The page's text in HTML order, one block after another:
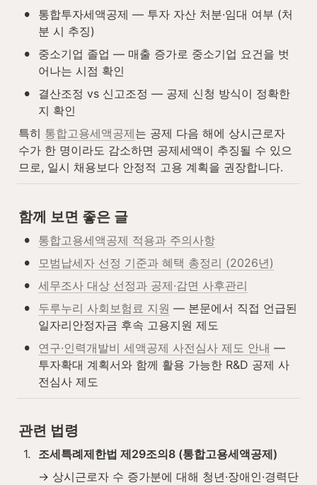
•
통합투자세액공제 — 투자 자산 처분·임대 여부 (처
분 시 추징)
•
중소기업 졸업 — 매출 증가로 중소기업 요건을 벗
어나는 시점 확인
•
결산조정 vs 신고조정 — 공제 신청 방식이 정확한
지 확인
특히 통합고용세액공제는 공제 다음 해에 상시근로자
수가 한 명이라도 감소하면 공제세액이 추징될 수 있으
므로, 일시 채용보다 안정적 고용 계획을 권장합니다.
함께 보면 좋은 글
• 통합고용세액공제 적용과 주의사항
• 모범납세자 선정 기준과 혜택 총정리 (2026년)
• 세무조사 대상 선정과 공제·감면 사후관리
• 두루누리 사회보험료 지원 — 본문에서 직접 언급된
일자리안정자금 후속 고용지원 제도
• 연구·인력개발비 세액공제 사전심사 제도 안내 —
투자확대 계획서와 함께 활용 가능한 R&D 공제 사
전심사 제도
관련 법령
1.
조세특례제한법 제29조의8 (통합고용세액공제)
→ 상시근로자 수 증가분에 대해 청년·장애인·경력단